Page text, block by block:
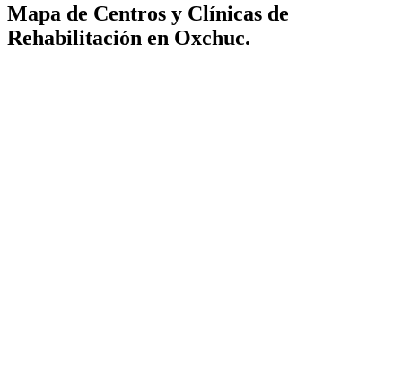
Mapa de Centros y Clínicas de
Rehabilitación en Oxchuc.